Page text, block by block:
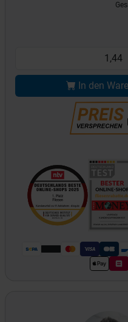
In den